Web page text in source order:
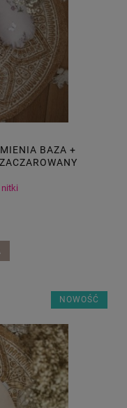
BAZA +
nitki
NOWOŚĆ